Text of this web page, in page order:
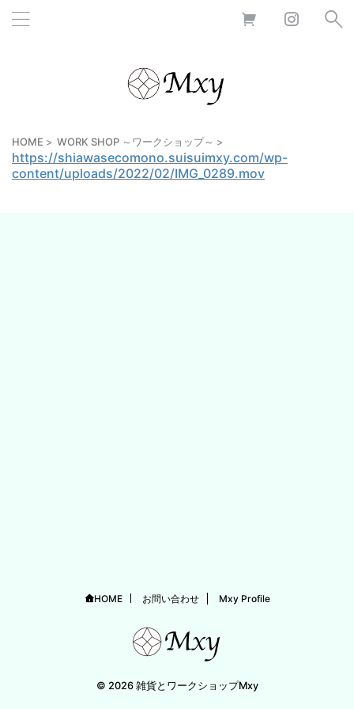
HOME > WORK SHOP ～ワークショップ～ >
https://shiawasecomono.suisuimxy.com/wp-
content/uploads/2022/02/IMG_0289.mov
HOME お問い合わせ Mxy Profile
© 2026 雑貨とワークショップMxy